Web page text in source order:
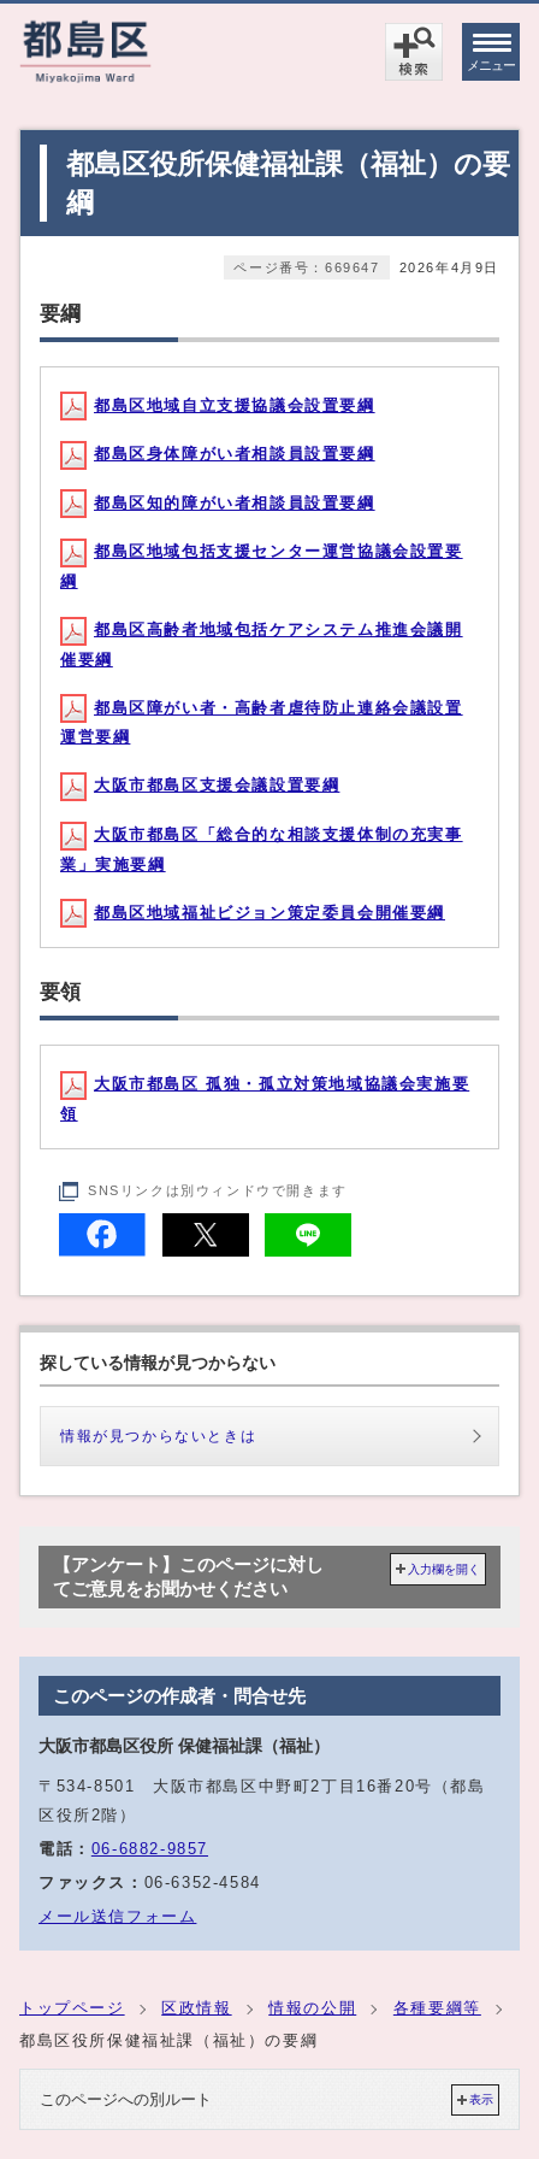
メニュー
都島区役所保健福祉課（福祉）の要
綱
2026年4月9日
ページ番号：669647
要綱
都島区地域自立支援協議会設置要綱
都島区身体障がい者相談員設置要綱
都島区知的障がい者相談員設置要綱
都島区地域包括支援センター運営協議会設置要
綱
都島区高齢者地域包括ケアシステム推進会議開
催要綱
都島区障がい者・高齢者虐待防止連絡会議設置
運営要綱
大阪市都島区支援会議設置要綱
大阪市都島区「総合的な相談支援体制の充実事
業」実施要綱
都島区地域福祉ビジョン策定委員会開催要綱
要領
大阪市都島区 孤独・孤立対策地域協議会実施要
領
SNSリンクは別ウィンドウで開きます
探している情報が見つからない
情報が見つからないときは
【アンケート】このページに対し
てご意見をお聞かせください
入力欄を開く
このページの作成者・問合せ先
大阪市都島区役所 保健福祉課（福祉）
〒534-8501 大阪市都島区中野町2丁目16番20号（都島
区役所2階）
電話： 06‐6882‐9857
ファックス： 06‐6352‐4584
メール送信フォーム
トップページ 区政情報 情報の公開
各種要綱等
都島区役所保健福祉課（福祉）の要綱
このページへの別ルート 表示